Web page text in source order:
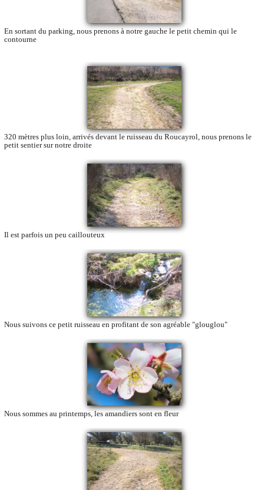
En sortant du parking, nous prenons à notre gauche le petit chemin qui le
contourne
320 mètres plus loin, arrivés devant le ruisseau du Roucayrol, nous prenons le
petit sentier sur notre droite
Il est parfois un peu caillouteux
Nous suivons ce petit ruisseau en profitant de son agréable "glouglou"
Nous sommes au printemps, les amandiers sont en fleur